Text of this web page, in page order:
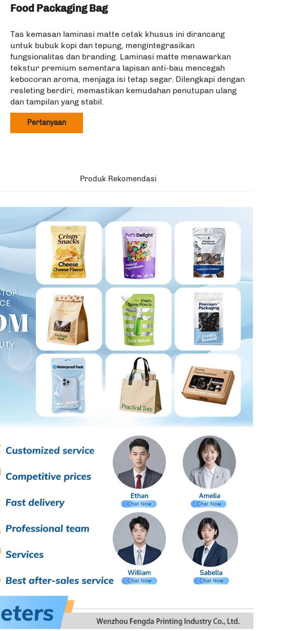
Food Packaging Bag
Tas kemasan laminasi matte cetak khusus ini dirancang
untuk bubuk kopi dan tepung, mengintegrasikan
fungsionalitas dan branding. Laminasi matte menawarkan
tekstur premium sementara lapisan anti-bau mencegah
kebocoran aroma, menjaga isi tetap segar. Dilengkapi dengan
resleting berdiri, memastikan kemudahan penutupan ulang
dan tampilan yang stabil.
Pertanyaan
Produk Rekomendasi